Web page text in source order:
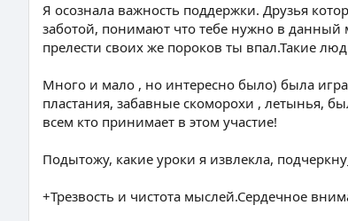
Я осознала важность поддержки. Друзья
заботой, понимают что тебе нужно в данный
прелести своих же пороков ты впал.Такие
Много и мало , но интересно было) была
пластания, забавные скоморохи , летынья,
всем кто принимает в этом участие!
Подытожу, какие уроки я извлекла,
+Трезвость и чистота мыслей.Сердечное